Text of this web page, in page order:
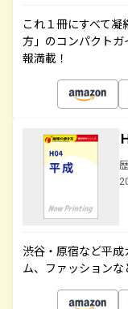
これ１冊にすべて
方」のコンパクト
報満載！
渋谷・原宿など平
ム、ファッションな